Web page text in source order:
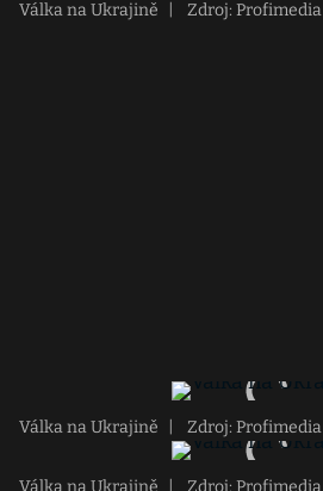
Válka na Ukrajině Zdroj: Profimedia
Válka na Ukrajině Zdroj: Profimedia
Válka na Ukrajině Zdroj: Profimedia